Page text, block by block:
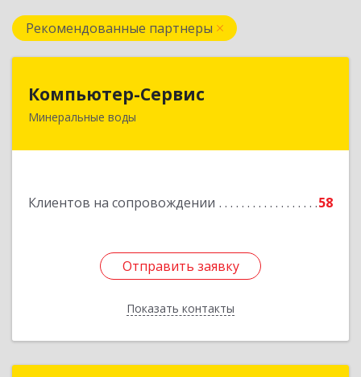
Рекомендованные партнеры
Компьютер-Сервис
Минеральные воды
Клиентов на сопровождении 58
Отправить заявку
Показать контакты
357202, Ставропольский край, Минеральные
Отправить заявку
Назад